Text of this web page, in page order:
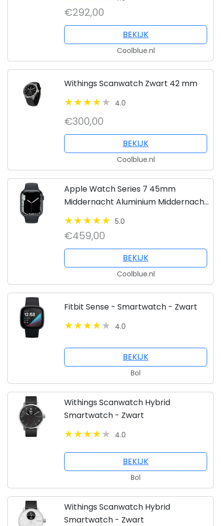
€292,00
BEKIJK
Coolblue.nl
Withings Scanwatch Zwart 42 mm
4.0
€300,00
BEKIJK
Coolblue.nl
Apple Watch Series 7 45mm
Middernacht Aluminium Middernacht
Sportband
5.0
€459,00
BEKIJK
Coolblue.nl
Fitbit Sense - Smartwatch - Zwart
4.0
BEKIJK
Bol
Withings Scanwatch Hybrid
Smartwatch - Zwart
4.0
BEKIJK
Bol
Withings Scanwatch Hybrid
Smartwatch - Zwart